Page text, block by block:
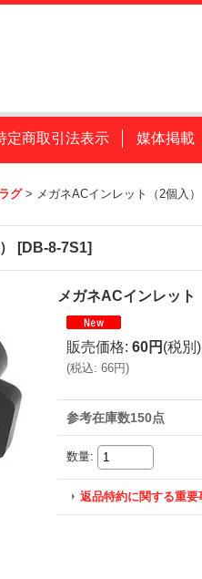
定商取引法表示 媒体掲載
グ > メガネACインレット（2個入）
[DB-8-7S1]
メガネACインレット
販売価格: 60円 (税別)
(税込: 66円)
参考在庫数150点
数量:
返品特約に関する重要